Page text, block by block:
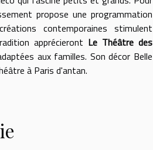
propose une programmation
contemporaines stimulent
apprécieront Le Théâtre des
aux familles. Son décor Belle
à Paris d'antan.